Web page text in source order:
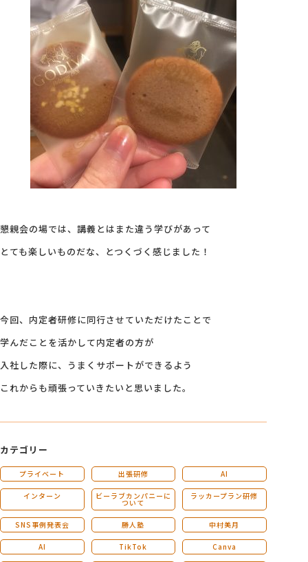
懇親会の場では、講義とはまた違う学びがあって
とても楽しいものだな、とつくづく感じました！
今回、内定者研修に同行させていただけたことで
学んだことを活かして内定者の方が
入社した際に、うまくサポートができるよう
これからも頑張っていきたいと思いました。
カテゴリー
プライベート 出張研修 AI
インターン ビーラブカンパニーに
ついて
ラッカープラン研修
SNS事例発表会 勝人塾 中村美月
AI TikTok Canva